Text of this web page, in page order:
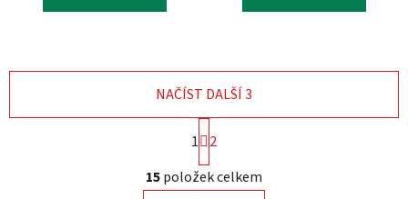
O
v
NAČÍST DALŠÍ 3
S
t
r
á
n
1
2
15položek celkem